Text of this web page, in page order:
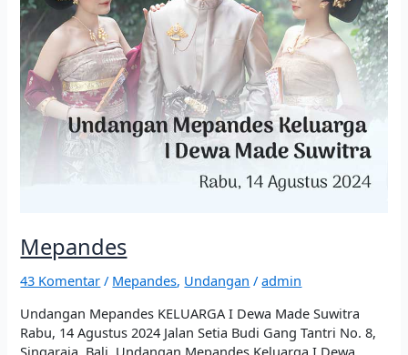
Mepandes
43 Komentar / Mepandes, Undangan /admin
Undangan Mepandes KELUARGA I Dewa Made Suwitra
Rabu, 14 Agustus 2024 Jalan Setia Budi Gang Tantri No. 8,
Singaraja, Bali. Undangan Mepandes Keluarga I Dewa